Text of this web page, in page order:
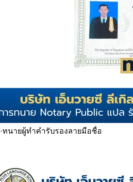
·ทนายผู้ทำคำรับรองลายมือชื่อ